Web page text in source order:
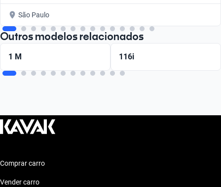
São Paulo
Outros modelos relacionados
1 M 116i
Comprar carro
Vender carro